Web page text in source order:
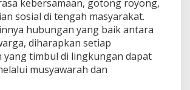
m
kebersamaan, gotong royong,
sosial di tengah masyarakat.
hubungan yang baik antara
diharapkan setiap
yang timbul di lingkungan dapat
musyawarah dan